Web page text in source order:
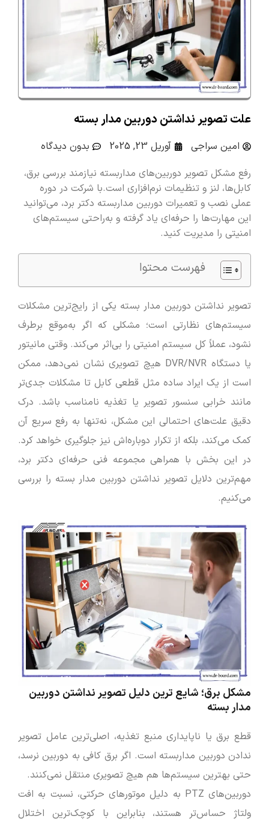
علت تصویر نداشتن دوربین مدار بسته
امین سراجی آوریل 23, 2025
بدون دیدگاه
رفع مشکل تصویر دوربین‌های مداربسته نیازمند بررسی برق،
کابل‌ها، لنز و تنظیمات نرم‌افزاری است.با شرکت در دوره
عملی نصب و تعمیرات دوربین مداربسته دکتر برد، می‌توانید
این مهارت‌ها را حرفه‌ای یاد گرفته و به‌راحتی سیستم‌های
امنیتی را مدیریت کنید.
فهرست محتوا
تصویر نداشتن دوربین مدار بسته یکی از رایج‌ترین مشکلات
سیستم‌های نظارتی است؛ مشکلی که اگر به‌موقع برطرف
نشود، عملاً کل سیستم امنیتی را بی‌اثر می‌کند. وقتی مانیتور
یا دستگاه DVR/NVR هیچ تصویری نشان نمی‌دهد، ممکن
است از یک ایراد ساده مثل قطعی کابل تا مشکلات جدی‌تر
مانند خرابی سنسور تصویر یا تغذیه نامناسب باشد. درک
دقیق علت‌های احتمالی این مشکل، نه‌تنها به رفع سریع آن
کمک می‌کند، بلکه از تکرار دوباره‌اش نیز جلوگیری خواهد کرد.
در این بخش با همراهی مجموعه فنی حرفه‌ای دکتر برد،
مهم‌ترین دلایل تصویر نداشتن دوربین مدار بسته را بررسی
می‌کنیم.
مشکل برق؛ شایع‌ ترین دلیل تصویر نداشتن دوربین
مدار بسته
قطع برق یا ناپایداری منبع تغذیه، اصلی‌ترین عامل تصویر
ندادن دوربین مداربسته است. اگر برق کافی به دوربین نرسد،
حتی بهترین سیستم‌ها هم هیچ تصویری منتقل نمی‌کنند.
دوربین‌های PTZ به دلیل موتورهای حرکتی، نسبت به افت
ولتاژ حساس‌تر هستند، بنابراین با کوچک‌ترین اختلال